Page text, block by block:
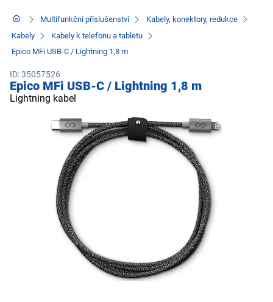
Multifunkční příslušenství
Kabely, konektory, redukce
Kabely
Kabely k telefonu a tabletu
Epico MFi USB-C / Lightning 1,8 m
ID: 35057526
Epico MFi USB-C / Lightning 1,8 m
Lightning kabel